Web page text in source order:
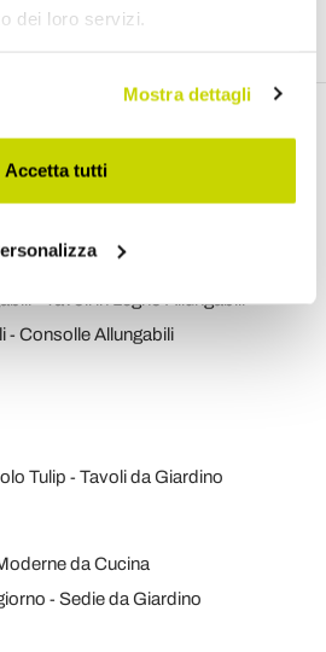
dei loro servizi.
Mostra dettagli
Accetta tutti
Iscriviti
nostri prodotti
Consolle Allungabili
Tulip Tavoli da Giardino
da Cucina
Sedie da Giardino